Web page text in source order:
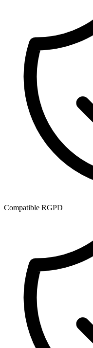
Compatible RGPD